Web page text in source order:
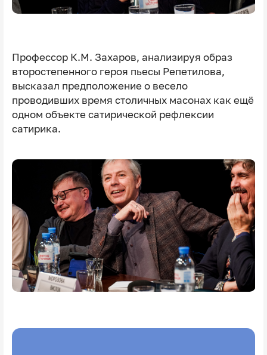
Профессор К.М. Захаров, анализируя образ
второстепенного героя пьесы Репетилова,
высказал предположение о весело
проводивших время столичных масонах как ещё
одном объекте сатирической рефлексии
сатирика.